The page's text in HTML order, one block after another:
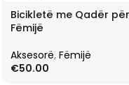
Bicikletë me Qadër për
Fëmijë
Aksesorë, Fëmijë
€50.00